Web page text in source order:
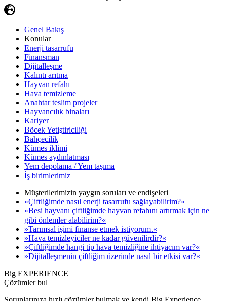
Genel Bakış
Konular
Enerji tasarrufu
Finansman
Dijitalleşme
Kalıntı arıtma
Hayvan refahı
Hava temizleme
Anahtar teslim projeler
Hayvancılık binaları
Kariyer
Böcek Yetiştiriciliği
Bahçecilik
Kümes iklimi
Kümes aydınlatması
Yem depolama / Yem taşıma
İş birimlerimiz
Müşterilerimizin yaygın soruları ve endişeleri
»Çiftliğimde nasıl enerji tasarrufu sağlayabilirim?«
»Besi hayvanı çiftliğimde hayvan refahını artırmak için ne
gibi önlemler alabilirim?«
»Tarımsal işimi finanse etmek istiyorum.«
»Hava temizleyiciler ne kadar güvenilirdir?«
»Çiftliğimde hangi tip hava temizliğine ihtiyacım var?«
»Dijitalleşmenin çiftliğim üzerinde nasıl bir etkisi var?«
Big EXPERIENCE
Çözümler bul